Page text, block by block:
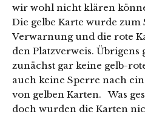
wir wohl nicht klären
Die gelbe Karte wurde
Verwarnung und die rote
den Platzverweis. Übrigens
zunächst gar keine gelb-
auch keine Sperre nach
von gelben Karten. Was
doch wurden die Karten